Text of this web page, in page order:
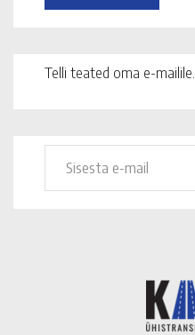
Telli teated oma e-mailile.